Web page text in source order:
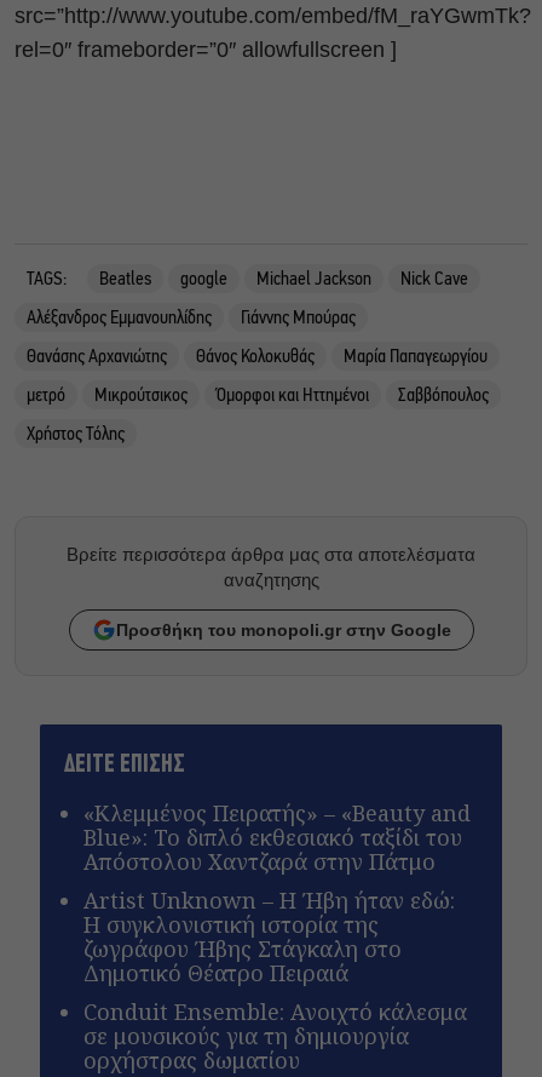
src=”http://www.youtube.com/embed/fM_raYGwmTk?
rel=0″ frameborder=”0″ allowfullscreen ]
TAGS: Beatles google Michael Jackson
Nick Cave
Αλέξανδρος Εμμανουηλίδης
Γιάννης Μπούρας
Θανάσης Αρχανιώτης
Θάνος Κολοκυθάς
Μαρία Παπαγεωργίου
μετρό
Μικρούτσικος Όμορφοι και Ηττημένοι
Σαββόπουλος
Χρήστος Τόλης
Βρείτε περισσότερα άρθρα μας στα αποτελέσματα
αναζητησης
Προσθήκη του monopoli.gr στην Google
ΔΕΙΤΕ ΕΠΙΣΗΣ
«Κλεμμένος Πειρατής» – «Beauty and
Blue»: Το διπλό εκθεσιακό ταξίδι του
Απόστολου Χαντζαρά στην Πάτμο
Artist Unknown – Η Ήβη ήταν εδώ:
Η συγκλονιστική ιστορία της
ζωγράφου Ήβης Στάγκαλη στο
Δημοτικό Θέατρο Πειραιά
Conduit Ensemble: Ανοιχτό κάλεσμα
σε μουσικούς για τη δημιουργία
ορχήστρας δωματίου